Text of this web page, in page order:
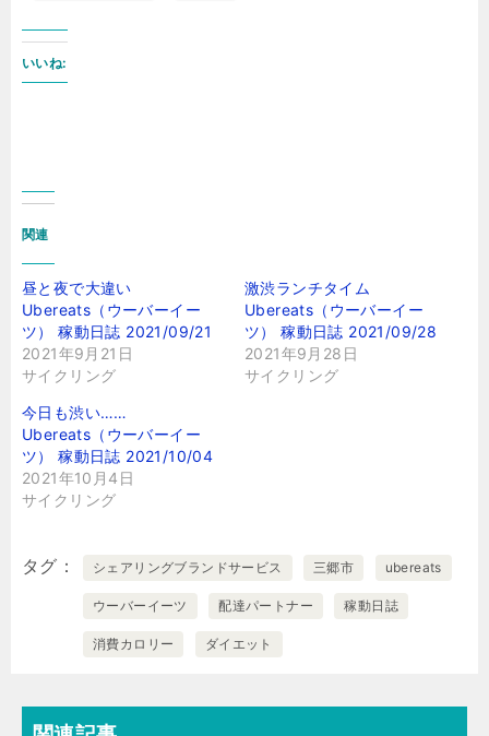
いいね:
関連
昼と夜で大違い
Ubereats（ウーバーイー
ツ） 稼動日誌 2021/09/21
2021年9月21日
サイクリング
激渋ランチタイム
Ubereats（ウーバーイー
ツ） 稼動日誌 2021/09/28
2021年9月28日
サイクリング
今日も渋い……
Ubereats（ウーバーイー
ツ） 稼動日誌 2021/10/04
2021年10月4日
サイクリング
タグ シェアリングブランドサービス 三郷市 ubereats
ウーバーイーツ 配達パートナー 稼動日誌
消費カロリー ダイエット